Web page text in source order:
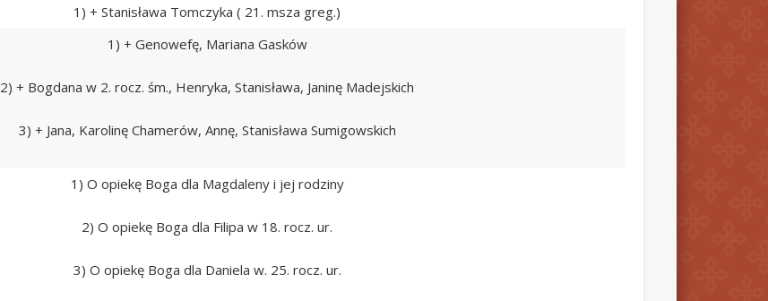
1) + Stanisława Tomczyka ( 21. msza greg.)
1) + Genowefę, Mariana Gasków
2) + Bogdana w 2. rocz. śm., Henryka, Stanisława, Janinę Madejskich
3) + Jana, Karolinę Chamerów, Annę, Stanisława Sumigowskich
1) O opiekę Boga dla Magdaleny i jej rodziny
2) O opiekę Boga dla Filipa w 18. rocz. ur.
3) O opiekę Boga dla Daniela w. 25. rocz. ur.